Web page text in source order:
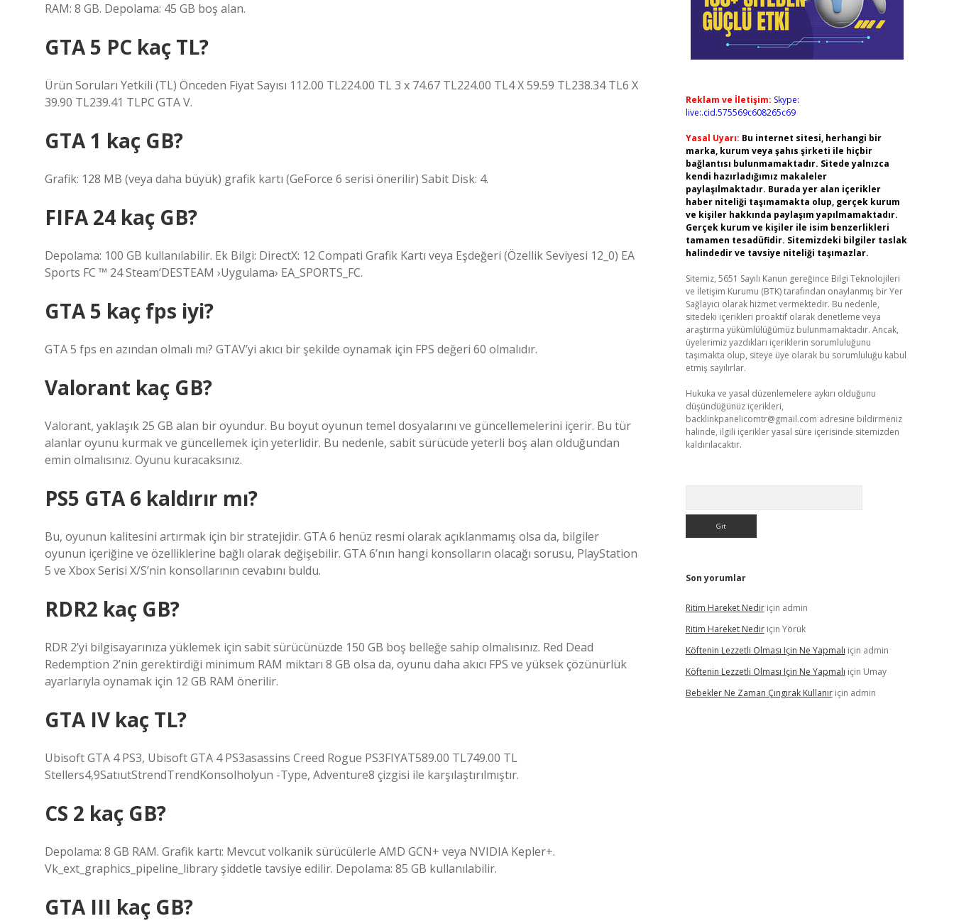
RAM: 8 GB. Depolama: 45 GB boş alan.
GTA 5 PC kaç TL?
Ürün Soruları Yetkili (TL) Önceden Fiyat Sayısı 112.00 TL224.00 TL 3 x 74.67 TL224.00 TL4 X 59.59 TL238.34 TL6 X
39.90 TL239.41 TLPC GTA V.
GTA 1 kaç GB?
Grafik: 128 MB (veya daha büyük) grafik kartı (GeForce 6 serisi önerilir) Sabit Disk: 4.
FIFA 24 kaç GB?
Depolama: 100 GB kullanılabilir. Ek Bilgi: DirectX: 12 Compati Grafik Kartı veya Eşdeğeri (Özellik Seviyesi 12_0) EA
Sports FC ™ 24 Steam’DESTEAM ›Uygulama› EA_SPORTS_FC.
GTA 5 kaç fps iyi?
GTA 5 fps en azından olmalı mı? GTAV’yi akıcı bir şekilde oynamak için FPS değeri 60 olmalıdır.
Valorant kaç GB?
Valorant, yaklaşık 25 GB alan bir oyundur. Bu boyut oyunun temel dosyalarını ve güncellemelerini içerir. Bu tür
alanlar oyunu kurmak ve güncellemek için yeterlidir. Bu nedenle, sabit sürücüde yeterli boş alan olduğundan
emin olmalısınız. Oyunu kuracaksınız.
PS5 GTA 6 kaldırır mı?
Bu, oyunun kalitesini artırmak için bir stratejidir. GTA 6 henüz resmi olarak açıklanmamış olsa da, bilgiler
oyunun içeriğine ve özelliklerine bağlı olarak değişebilir. GTA 6’nın hangi konsolların olacağı sorusu, PlayStation
5 ve Xbox Serisi X/S’nin konsollarının cevabını buldu.
RDR2 kaç GB?
RDR 2’yi bilgisayarınıza yüklemek için sabit sürücünüzde 150 GB boş belleğe sahip olmalısınız. Red Dead
Redemption 2’nin gerektirdiği minimum RAM miktarı 8 GB olsa da, oyunu daha akıcı FPS ve yüksek çözünürlük
ayarlarıyla oynamak için 12 GB RAM önerilir.
GTA IV kaç TL?
Ubisoft GTA 4 PS3, Ubisoft GTA 4 PS3asassins Creed Rogue PS3FIYAT589.00 TL749.00 TL
Stellers4,9SatıutStrendTrendKonsolholyun -Type, Adventure8 çizgisi ile karşılaştırılmıştır.
CS 2 kaç GB?
Depolama: 8 GB RAM. Grafik kartı: Mevcut volkanik sürücülerle AMD GCN+ veya NVIDIA Kepler+.
Vk_ext_graphics_pipeline_library şiddetle tavsiye edilir. Depolama: 85 GB kullanılabilir.
GTA III kaç GB?
Reklam ve İletişim: Skype:
live:.cid.575569c608265c69
Yasal Uyarı: Bu internet sitesi, herhangi bir
marka, kurum veya şahıs şirketi ile hiçbir
bağlantısı bulunmamaktadır. Sitede yalnızca
kendi hazırladığımız makaleler
paylaşılmaktadır. Burada yer alan içerikler
haber niteliği taşımamakta olup, gerçek kurum
ve kişiler hakkında paylaşım yapılmamaktadır.
Gerçek kurum ve kişiler ile isim benzerlikleri
tamamen tesadüfidir. Sitemizdeki bilgiler taslak
halindedir ve tavsiye niteliği taşımazlar.
Sitemiz, 5651 Sayılı Kanun gereğince Bilgi Teknolojileri
ve İletişim Kurumu (BTK) tarafından onaylanmış bir Yer
Sağlayıcı olarak hizmet vermektedir. Bu nedenle,
sitedeki içerikleri proaktif olarak denetleme veya
araştırma yükümlülüğümüz bulunmamaktadır. Ancak,
üyelerimiz yazdıkları içeriklerin sorumluluğunu
taşımakta olup, siteye üye olarak bu sorumluluğu kabul
etmiş sayılırlar.
Hukuka ve yasal düzenlemelere aykırı olduğunu
düşündüğünüz içerikleri,
backlinkpanelicomtr@gmail.com adresine bildirmeniz
halinde, ilgili içerikler yasal süre içerisinde sitemizden
kaldırılacaktır.
Son yorumlar
Ritim Hareket Nediriçin admin
Ritim Hareket Nediriçin Yörük
Köftenin Lezzetli Olması Için Ne Yapmalı için admin
Köftenin Lezzetli Olması Için Ne Yapmalı için Umay
Bebekler Ne Zaman Çıngırak Kullanıriçin admin